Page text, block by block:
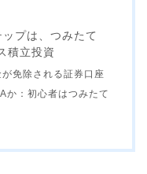
プは、つみたて
積立投資
免除される証券口座
か：初心者はつみたて